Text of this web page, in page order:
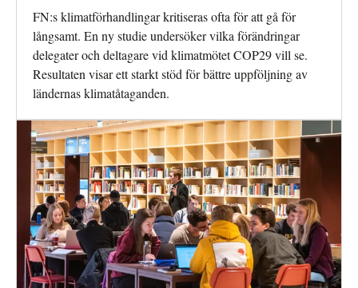
FN:s klimatförhandlingar kritiseras ofta för att gå för
långsamt. En ny studie undersöker vilka förändringar
delegater och deltagare vid klimatmötet COP29 vill se.
Resultaten visar ett starkt stöd för bättre uppföljning av
ländernas klimatåtaganden.